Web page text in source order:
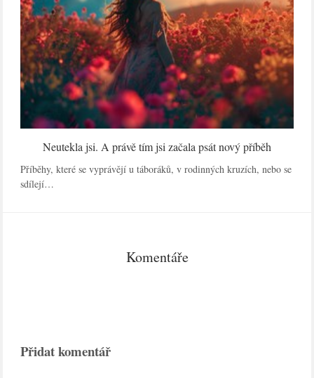
Neutekla jsi. A právě tím jsi začala psát nový příběh
Příběhy, které se vyprávějí u táboráků, v rodinných kruzích, nebo se
sdílejí…
Komentáře
Přidat komentář